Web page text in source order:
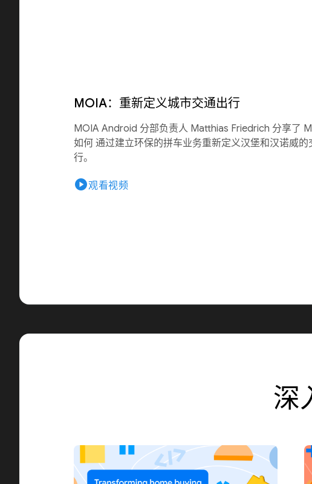
MOIA：重新定义城市交通出行
MOIA Android 分部负责人 Matthias Friedrich 分享了
如何 通过建立环保的拼车业务重新定义汉堡和汉诺威的
行。
play_circle观看视频
深